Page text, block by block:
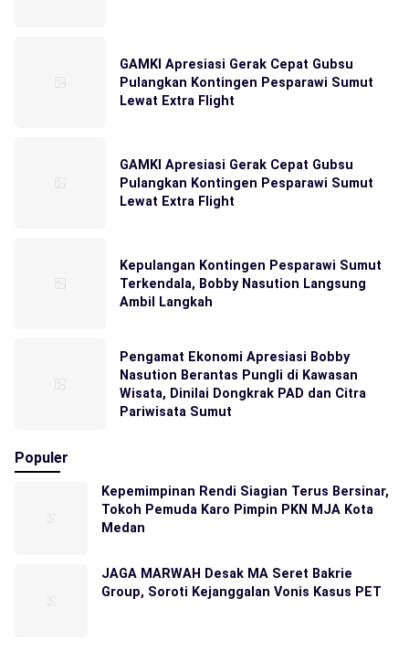
GAMKI Apresiasi Gerak Cepat Gubsu
Pulangkan Kontingen Pesparawi Sumut
Lewat Extra Flight
GAMKI Apresiasi Gerak Cepat Gubsu
Pulangkan Kontingen Pesparawi Sumut
Lewat Extra Flight
Kepulangan Kontingen Pesparawi Sumut
Terkendala, Bobby Nasution Langsung
Ambil Langkah
Pengamat Ekonomi Apresiasi Bobby
Nasution Berantas Pungli di Kawasan
Wisata, Dinilai Dongkrak PAD dan Citra
Pariwisata Sumut
Populer
Kepemimpinan Rendi Siagian Terus Bersinar,
Tokoh Pemuda Karo Pimpin PKN MJA Kota
Medan
JAGA MARWAH Desak MA Seret Bakrie
Group, Soroti Kejanggalan Vonis Kasus PET